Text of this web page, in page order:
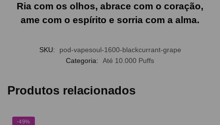
Ria com os olhos, abrace com o coração,
ame com o espírito e sorria com a alma.
SKU:
pod-vapesoul-1600-blackcurrant-grape
Categoria:
Até 10.000 Puffs
Produtos relacionados
-49%